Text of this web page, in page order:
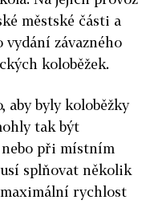
městské části a
závazného
koloběžek.
aby byly koloběžky
tak být
při místním
splňovat několik
rychlost